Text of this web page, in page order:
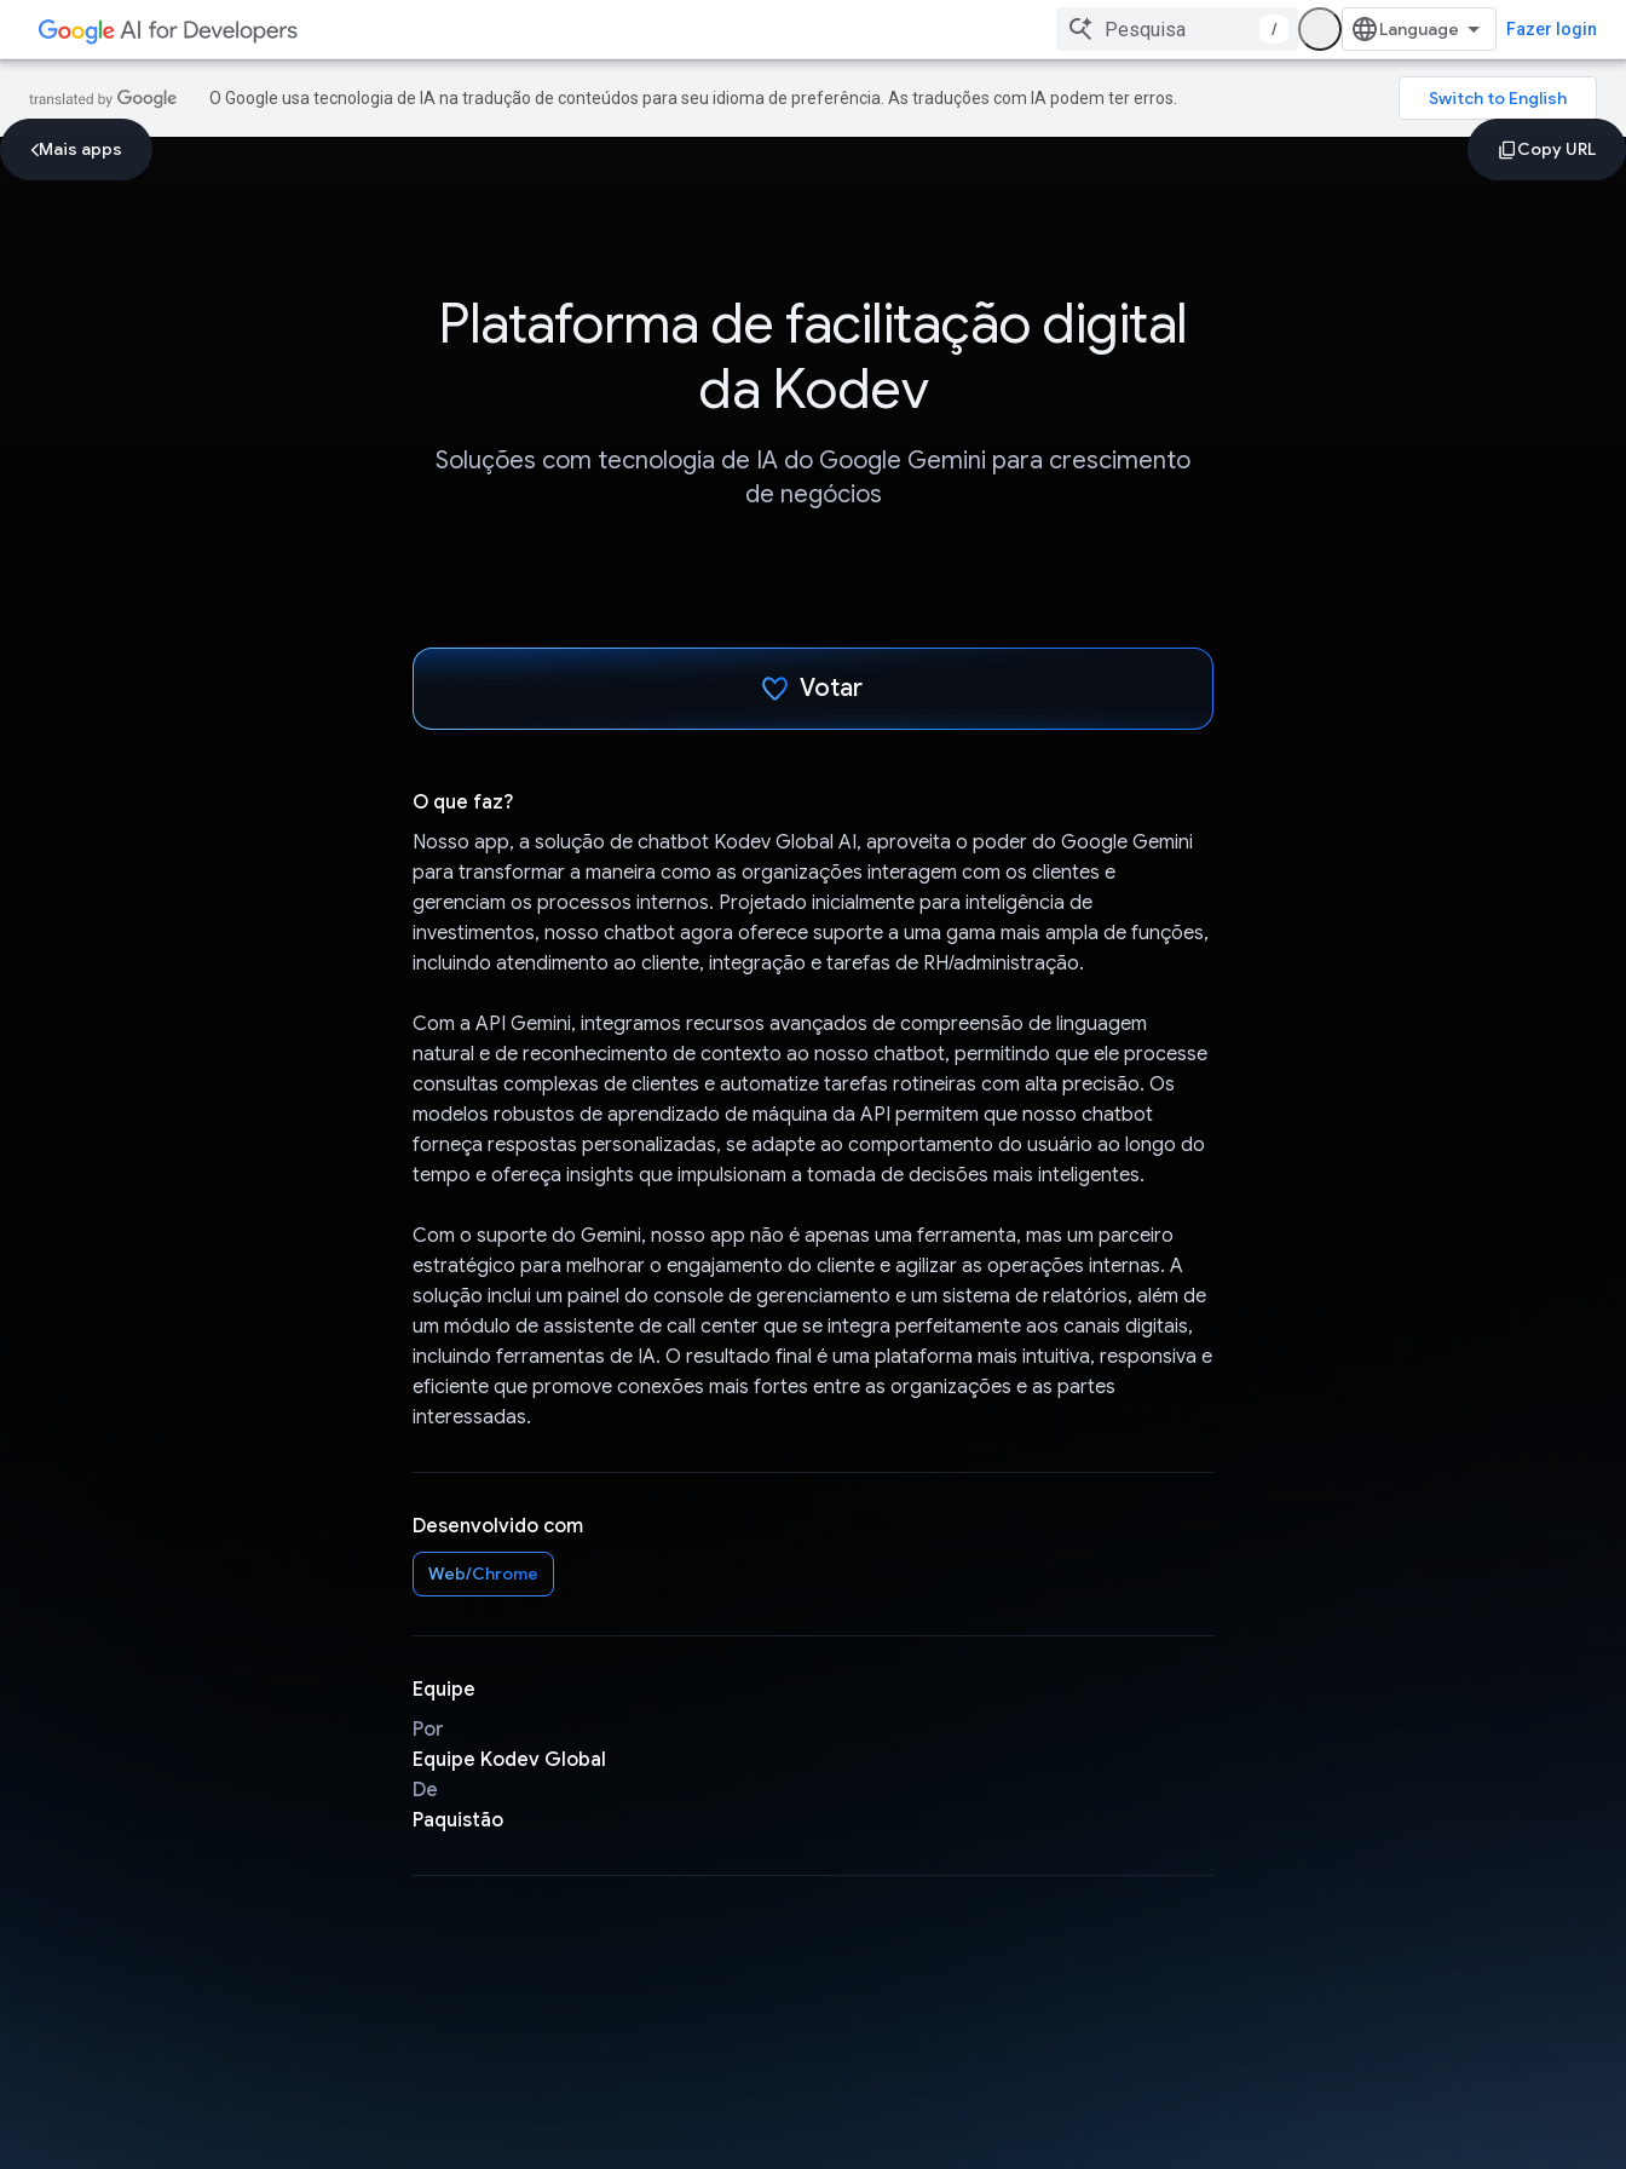
/ Fazer login
O Google usa tecnologia de IA na tradução de conteúdos para seu idioma de preferência. As traduções com IA podem ter erros.
Mais apps
Plataforma de facilitação digital
da Kodev
Soluções com tecnologia de IA do Google Gemini para crescimento
de negócios
Votar
O que faz?
Nosso app, a solução de chatbot Kodev Global AI, aproveita o poder do Google Gemini
para transformar a maneira como as organizações interagem com os clientes e
gerenciam os processos internos. Projetado inicialmente para inteligência de
investimentos, nosso chatbot agora oferece suporte a uma gama mais ampla de funções,
incluindo atendimento ao cliente, integração e tarefas de RH/administração.
Com a API Gemini, integramos recursos avançados de compreensão de linguagem
natural e de reconhecimento de contexto ao nosso chatbot, permitindo que ele processe
consultas complexas de clientes e automatize tarefas rotineiras com alta precisão. Os
modelos robustos de aprendizado de máquina da API permitem que nosso chatbot
forneça respostas personalizadas, se adapte ao comportamento do usuário ao longo do
tempo e ofereça insights que impulsionam a tomada de decisões mais inteligentes.
Com o suporte do Gemini, nosso app não é apenas uma ferramenta, mas um parceiro
estratégico para melhorar o engajamento do cliente e agilizar as operações internas. A
solução inclui um painel do console de gerenciamento e um sistema de relatórios, além de
um módulo de assistente de call center que se integra perfeitamente aos canais digitais,
incluindo ferramentas de IA. O resultado final é uma plataforma mais intuitiva, responsiva e
eficiente que promove conexões mais fortes entre as organizações e as partes
interessadas.
Desenvolvido com
Web/Chrome
Equipe
Por
Equipe Kodev Global
De
Paquistão